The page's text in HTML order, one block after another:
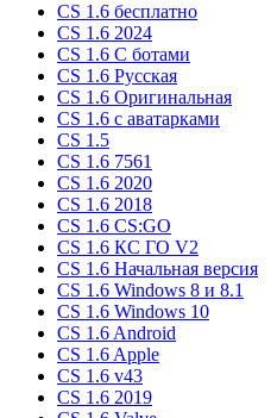
CS 1.6 бесплатно
CS 1.6 2024
CS 1.6 С ботами
CS 1.6 Русская
CS 1.6 Оригинальная
CS 1.6 c аватарками
CS 1.5
CS 1.6 7561
CS 1.6 2020
CS 1.6 2018
CS 1.6 CS:GO
CS 1.6 КС ГО V2
CS 1.6 Начальная версия
CS 1.6 Windows 8 и 8.1
CS 1.6 Windows 10
CS 1.6 Android
CS 1.6 Apple
CS 1.6 v43
CS 1.6 2019